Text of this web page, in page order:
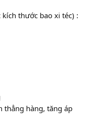
thước bao xi téc) :
thẳng hàng, tăng áp